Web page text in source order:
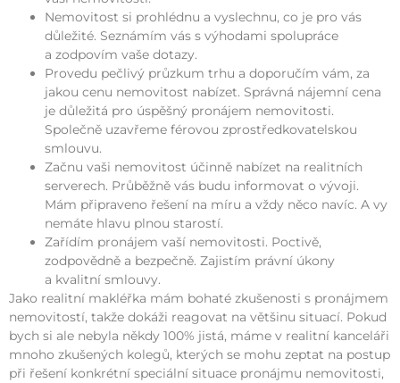
Nemovitost si prohlédnu a vyslechnu, co je pro vás
důležité. Seznámím vás s výhodami spolupráce
a zodpovím vaše dotazy.
Provedu pečlivý průzkum trhu a doporučím vám, za
jakou cenu nemovitost nabízet. Správná nájemní cena
je důležitá pro úspěšný pronájem nemovitosti.
Společně uzavřeme férovou zprostředkovatelskou
smlouvu.
Začnu vaši nemovitost účinně nabízet na realitních
serverech. Průběžně vás budu informovat o vývoji.
Mám připraveno řešení na míru a vždy něco navíc. A vy
nemáte hlavu plnou starostí.
Zařídím pronájem vaší nemovitosti. Poctivě,
zodpovědně a bezpečně. Zajistím právní úkony
a kvalitní smlouvy.
Jako realitní makléřka mám bohaté zkušenosti s pronájmem
nemovitostí, takže dokáži reagovat na většinu situací. Pokud
bych si ale nebyla někdy 100% jistá, máme v realitní kanceláři
mnoho zkušených kolegů, kterých se mohu zeptat na postup
při řešení konkrétní speciální situace pronájmu nemovitosti,